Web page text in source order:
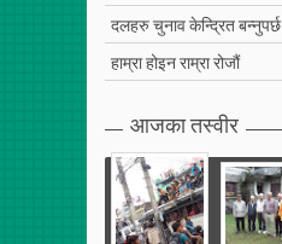
दलहरु चुनाव केन्द्रित बन्नुपर्छ
हाम्रा होइन राम्रा रोजौं
आजका तस्वीर